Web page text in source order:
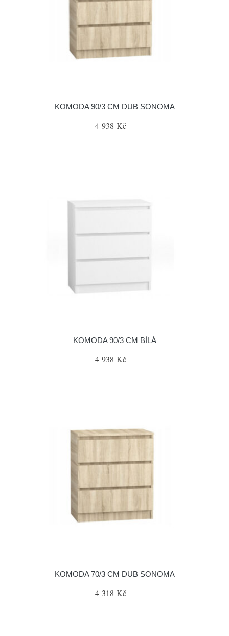
KOMODA 90/3 CM DUB SONOMA
4 938 Kč
KOMODA 90/3 CM BÍLÁ
4 938 Kč
KOMODA 70/3 CM DUB SONOMA
4 318 Kč